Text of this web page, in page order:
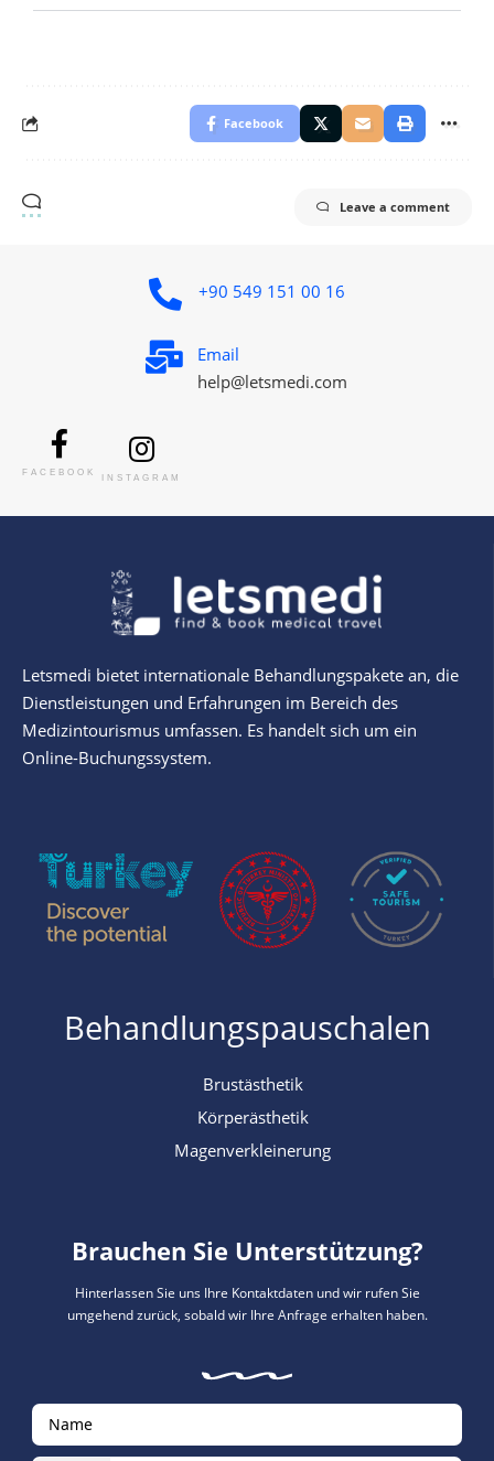
Facebook
Leave a comment
+90 549 151 00 16
Email
help@letsmedi.com
FACEBOOK
INSTAGRAM
Letsmedi bietet internationale Behandlungspakete an, die
Dienstleistungen und Erfahrungen im Bereich des
Medizintourismus umfassen. Es handelt sich um ein
Online-Buchungssystem.
Behandlungspauschalen
Brustästhetik
Körperästhetik
Magenverkleinerung
Brauchen Sie Unterstützung?
Hinterlassen Sie uns Ihre Kontaktdaten und wir rufen Sie
umgehend zurück, sobald wir Ihre Anfrage erhalten haben.